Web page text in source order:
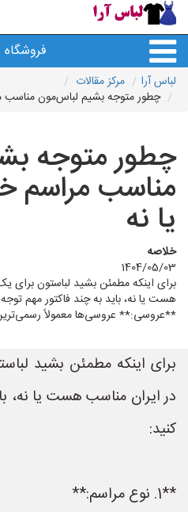
فروشگاه
لباس آرا
مرکز مقالات
چطور متوجه بشیم لباس‌مون
چطور متوجه
مناسب
یا نه
خلاصه
1404/05/03
برای اینکه مطمئن بشید لباستون
**عروسی:** عروسی‌ها معمولاً
برای اینکه مطمئن بشید
در ایران مناسب هست یا نه،
کنید:
**1. نوع مراسم:**